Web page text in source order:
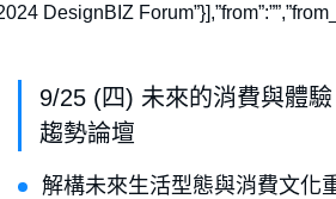
DesignBIZ
9/25 (四) 未來的消費與體
趨勢論壇
解構未來生活型態與消費文化